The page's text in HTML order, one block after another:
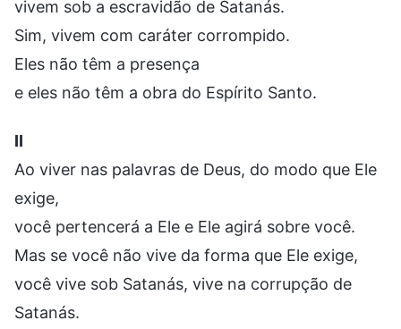
vivem sob a escravidão de Satanás.
Sim, vivem com caráter corrompido.
Eles não têm a presença
e eles não têm a obra do Espírito Santo.
II
Ao viver nas palavras de Deus, do modo que Ele
exige,
você pertencerá a Ele e Ele agirá sobre você.
Mas se você não vive da forma que Ele exige,
você vive sob Satanás, vive na corrupção de
Satanás.